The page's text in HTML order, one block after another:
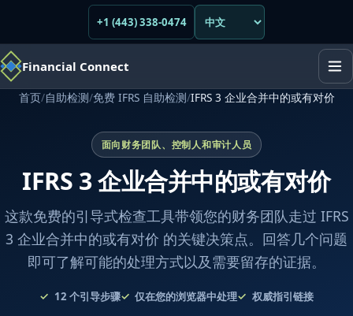
+1 (443) 338-0474
Financial Connect
首页/自助检测/免费 IFRS 自助检测/IFRS 3 企业合并中的或有对价
面向财务团队、控制人和审计人员
IFRS 3 企业合并中的或有对价
这款免费的引导式检查工具带领您的财务团队走过 IFRS
3 企业合并中的或有对价 的关键决策点。回答几个问题
即可了解可能的处理方式以及需要留存的证据。
12 个引导步骤 仅在您的浏览器中处理 权威指引链接